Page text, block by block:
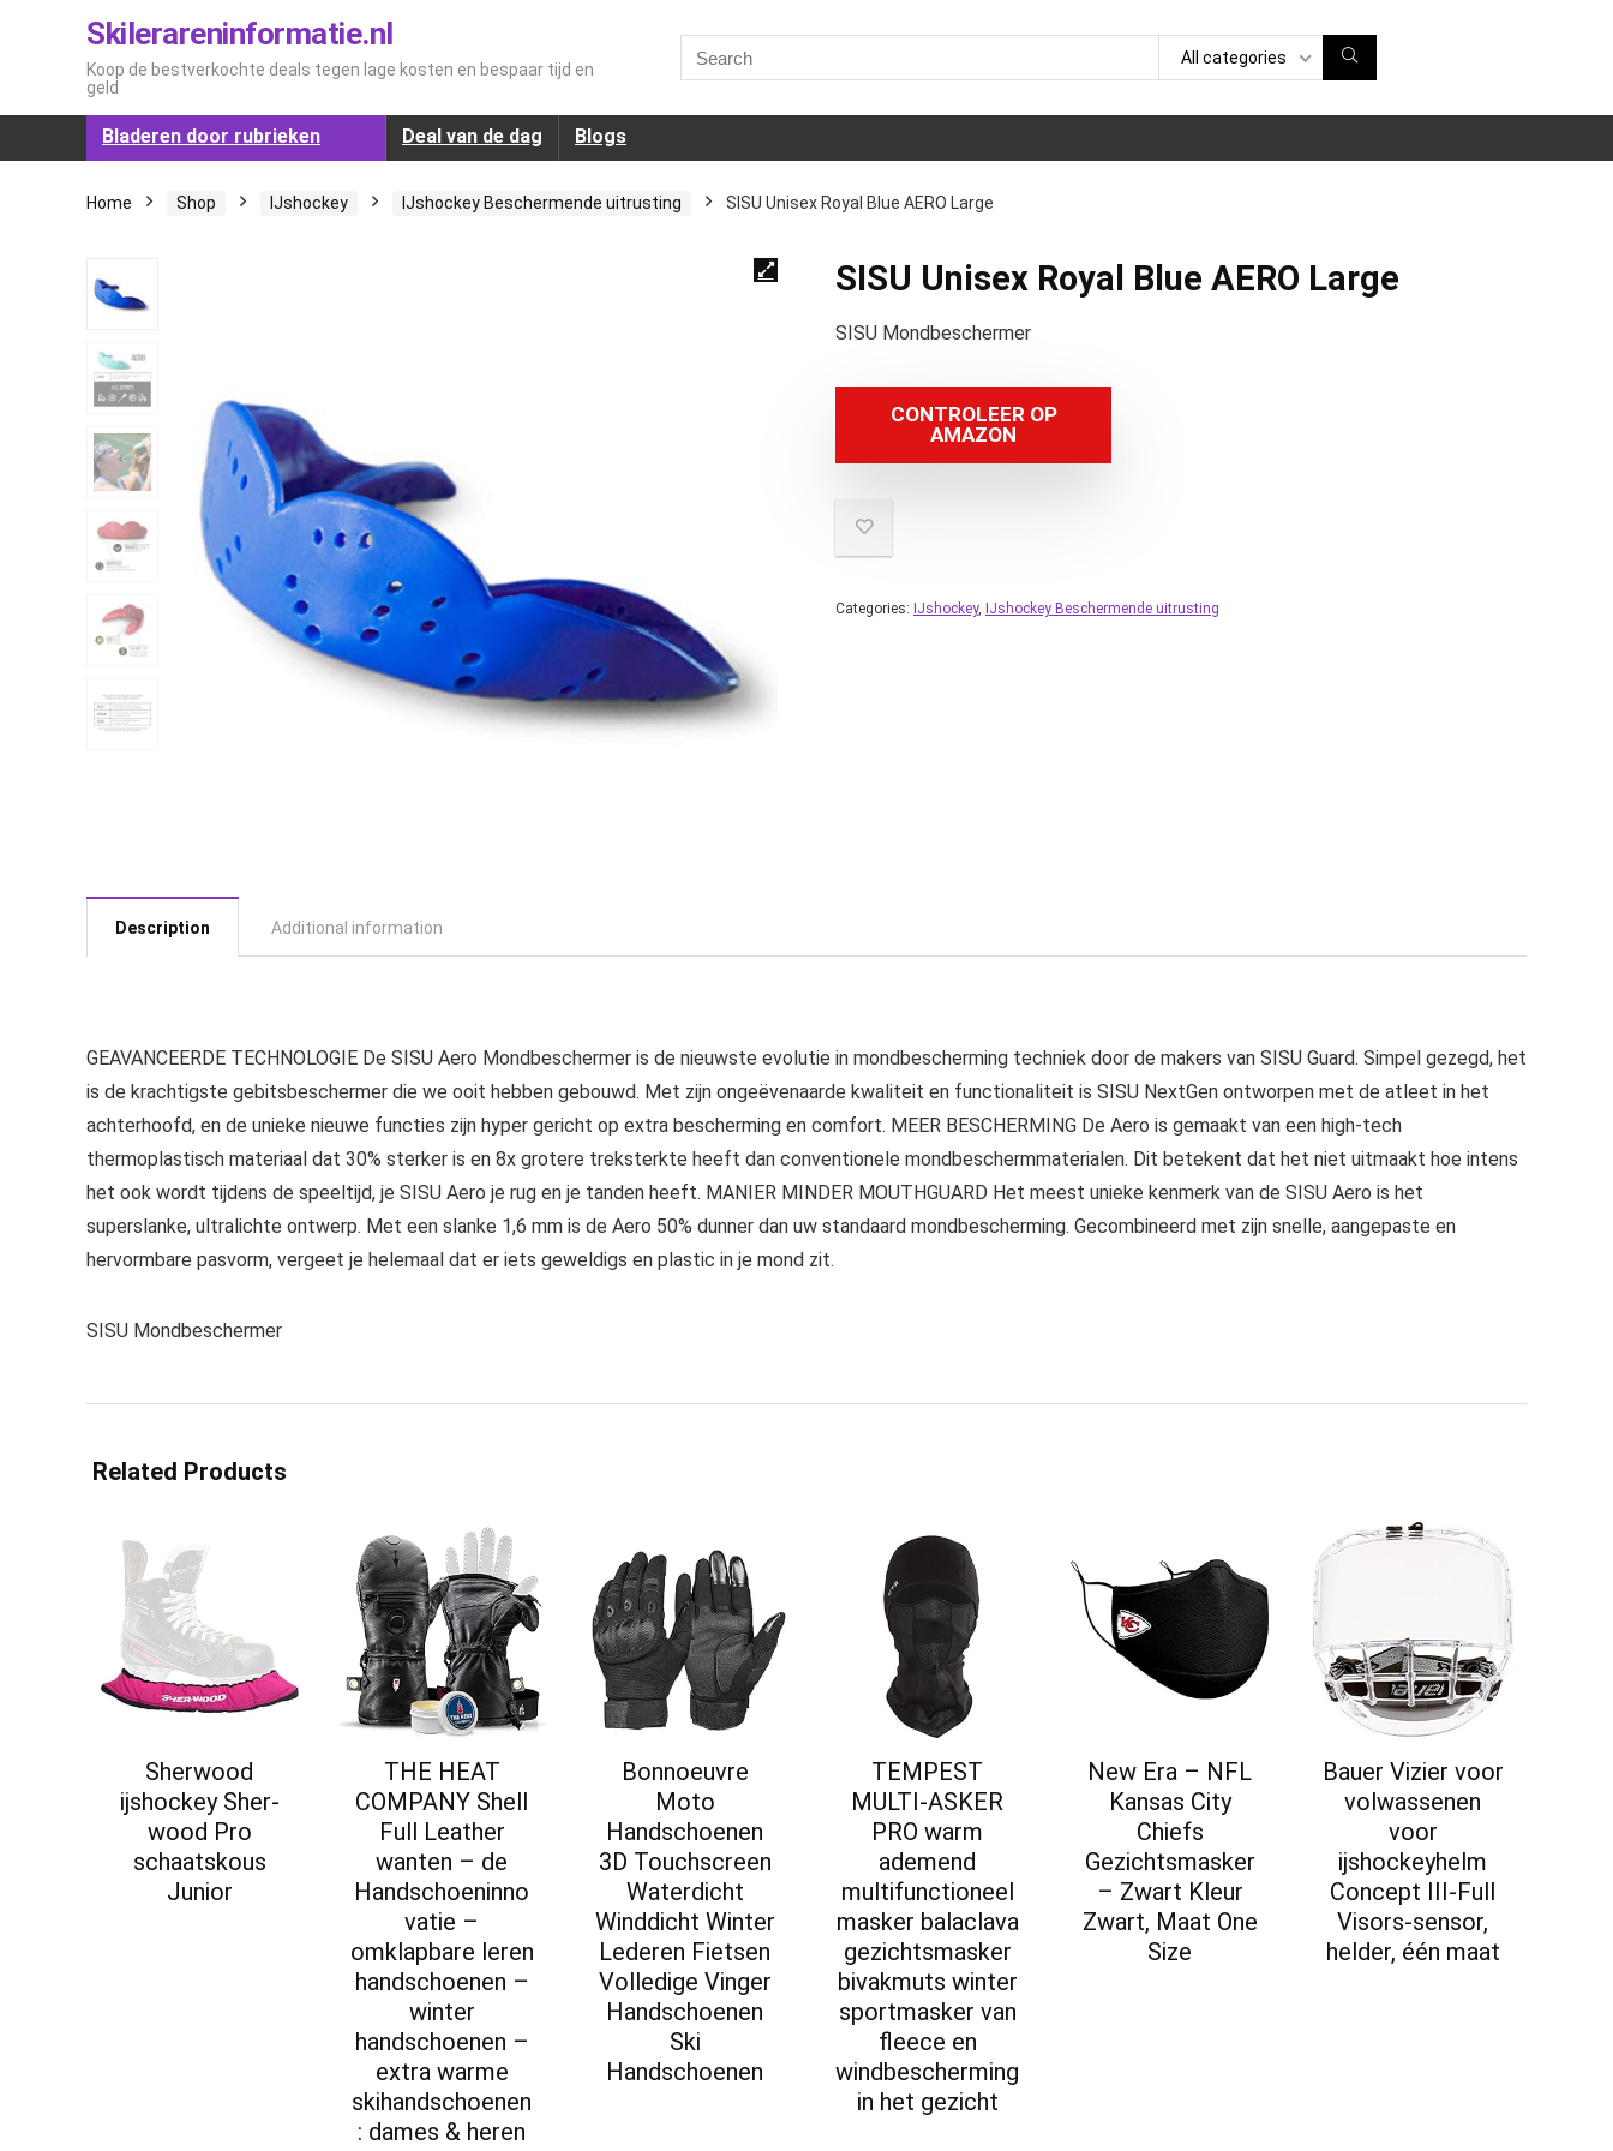
Skilerareninformatie.nl
Koop de bestverkochte deals tegen lage kosten en bespaar tijd en
geld
for:
All categories
Bladeren door rubrieken Deal van de dag Blogs
Home Shop IJshockey IJshockey Beschermende uitrusting SISU Unisex Royal Blue AERO Large
SISU Unisex Royal Blue AERO Large
SISU Mondbeschermer
CONTROLEER OP
AMAZON
Categories: IJshockey, IJshockey Beschermende uitrusting
Description Additional information
GEAVANCEERDE TECHNOLOGIE De SISU Aero Mondbeschermer is de nieuwste evolutie in mondbescherming techniek door de makers van SISU Guard. Simpel gezegd, het
is de krachtigste gebitsbeschermer die we ooit hebben gebouwd. Met zijn ongeëvenaarde kwaliteit en functionaliteit is SISU NextGen ontworpen met de atleet in het
achterhoofd, en de unieke nieuwe functies zijn hyper gericht op extra bescherming en comfort. MEER BESCHERMING De Aero is gemaakt van een high-tech
thermoplastisch materiaal dat 30% sterker is en 8x grotere treksterkte heeft dan conventionele mondbeschermmaterialen. Dit betekent dat het niet uitmaakt hoe intens
het ook wordt tijdens de speeltijd, je SISU Aero je rug en je tanden heeft. MANIER MINDER MOUTHGUARD Het meest unieke kenmerk van de SISU Aero is het
superslanke, ultralichte ontwerp. Met een slanke 1,6 mm is de Aero 50% dunner dan uw standaard mondbescherming. Gecombineerd met zijn snelle, aangepaste en
hervormbare pasvorm, vergeet je helemaal dat er iets geweldigs en plastic in je mond zit.
SISU Mondbeschermer
Related Products
Sherwood
ijshockey Sher-
wood Pro
schaatskous
Junior
THE HEAT
COMPANY Shell
Full Leather
wanten – de
Handschoeninno
vatie –
omklapbare leren
handschoenen –
winter
handschoenen –
extra warme
skihandschoenen
: dames & heren
Bonnoeuvre
Moto
Handschoenen
3D Touchscreen
Waterdicht
Winddicht Winter
Lederen Fietsen
Volledige Vinger
Handschoenen
Ski
Handschoenen
TEMPEST
MULTI-ASKER
PRO warm
ademend
multifunctioneel
masker balaclava
gezichtsmasker
bivakmuts winter
sportmasker van
fleece en
windbescherming
in het gezicht
New Era – NFL
Kansas City
Chiefs
Gezichtsmasker
– Zwart Kleur
Zwart, Maat One
Size
Bauer Vizier voor
volwassenen
voor
ijshockeyhelm
Concept III-Full
Visors-sensor,
helder, één maat